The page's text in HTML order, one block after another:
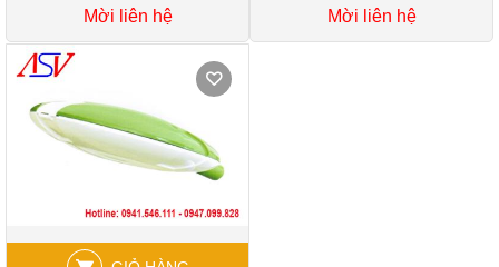
Mời liên hệ Mời liên hệ